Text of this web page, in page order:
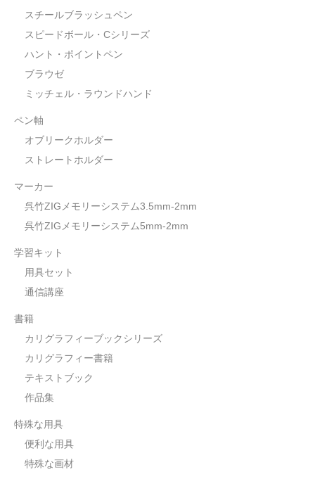
スチールブラッシュペン
スピードボール・Cシリーズ
ハント・ポイントペン
ブラウゼ
ミッチェル・ラウンドハンド
ペン軸
オブリークホルダー
ストレートホルダー
マーカー
呉竹ZIGメモリーシステム3.5mm-2mm
呉竹ZIGメモリーシステム5mm-2mm
学習キット
用具セット
通信講座
書籍
カリグラフィーブックシリーズ
カリグラフィー書籍
テキストブック
作品集
特殊な用具
便利な用具
特殊な画材